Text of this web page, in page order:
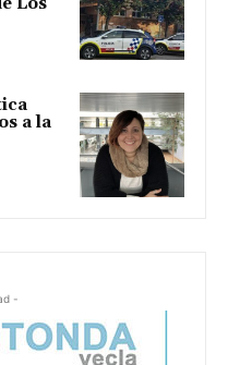
a la
-